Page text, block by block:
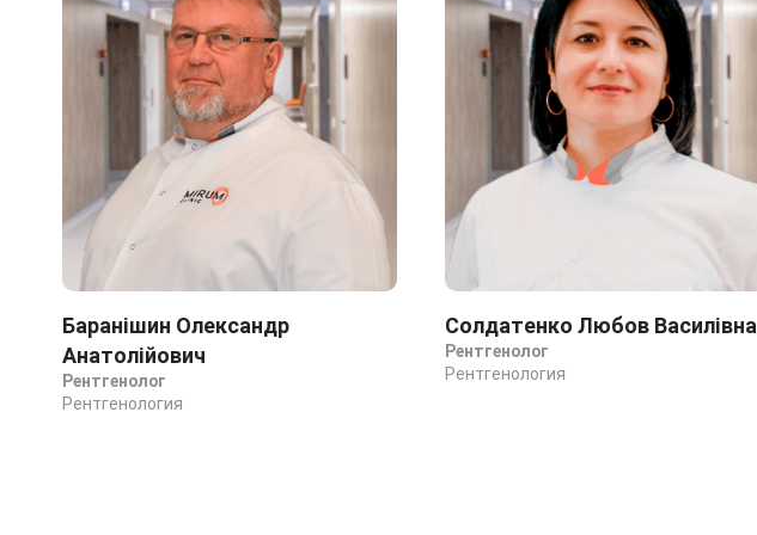
Баранішин Олександр
Анатолійович
Рентгенолог
Рентгенология
Солдатенко Любов Василівна
Рентгенолог
Рентгенология